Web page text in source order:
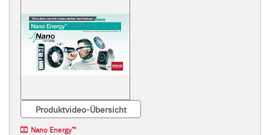
Produktvideo-Übersicht
Nano Energy™